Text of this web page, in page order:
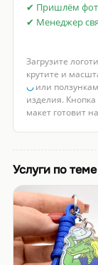
✔ Пришлём
✔ Менеджер
Загрузите
крутите и
◡или
изделия.
макет готовит
Услуги по теме